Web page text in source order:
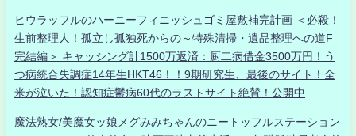
ヒウラッフルのハーニーフィニッシュゴミ屋敷補完計画 ＜必殺！
生前整理人！孤立し孤独死からの～特殊清掃・遺品整理への道F
完結編＞ キャッシング計1500万返済：厨二病借金3500万円！う
つ病統合失調症14年生HKT46！！9期研究生、最後のサイト！全
米が泣いた！認知症鬱病60代のラストサイト絶賛！公開中
魔法熟女/美魔女ッ娘メグみみちゃんのニートッフルステーション